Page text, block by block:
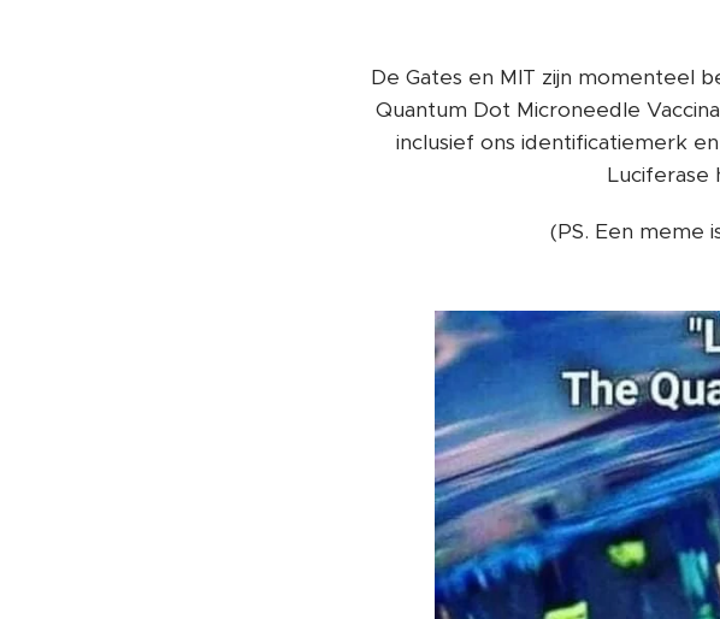
De Gates en MIT zijn momenteel
Quantum Dot Microneedle
inclusief ons identificatiemerk
(PS. Een meme